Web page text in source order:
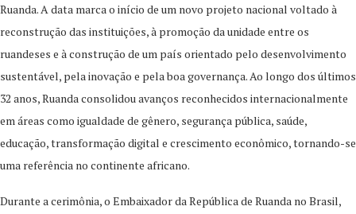
Ruanda. A data marca o início de um novo projeto nacional voltado à
reconstrução das instituições, à promoção da unidade entre os
ruandeses e à construção de um país orientado pelo desenvolvimento
sustentável, pela inovação e pela boa governança. Ao longo dos últimos
32 anos, Ruanda consolidou avanços reconhecidos internacionalmente
em áreas como igualdade de gênero, segurança pública, saúde,
educação, transformação digital e crescimento econômico, tornando-se
uma referência no continente africano.
Durante a cerimônia, o Embaixador da República de Ruanda no Brasil,